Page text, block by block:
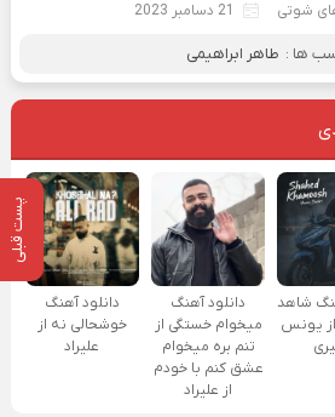
پست قبلی
شوتی 21 دسامبر 2023
ها : طاهر ابراهیمی
شاهد
یونس
دانلود آهنگ
میخوام خستگی از
تنم بره میخوام
عشق کنم با خودم
از علیراد
دانلود آهنگ
خوشحالی نه از
علیراد